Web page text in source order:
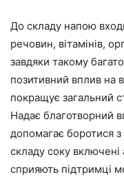
До складу напою
речовин, вітамінів,
завдяки такому
позитивний вплив на
покращує загальний
Надає благотворний
допомагає боротися
складу соку включені
сприяють підтримці